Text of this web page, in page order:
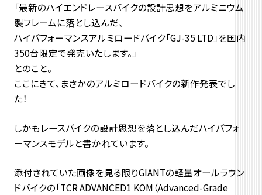
「最新のハイエンドレースバイクの設計思想をアルミニウム
製フレームに落とし込んだ、
ハイパフォーマンスアルミロードバイク「GJ-35 LTD」を国内
350台限定で発売いたします。」
とのこと。
ここにきて、まさかのアルミロードバイクの新作発表でし
た！
しかもレースバイクの設計思想を落とし込んだハイパフォ
ーマンスモデルと書かれています。
添付されていた画像を見る限りGIANTの軽量オールラウン
ドバイクの「TCR ADVANCED1 KOM（Advanced-Grade